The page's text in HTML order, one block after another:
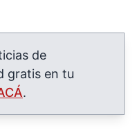
de
gratis en tu
.